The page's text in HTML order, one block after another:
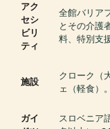
アク
セシ
ビリ
ティ
全館バリア
とその介護
料、特別支
施設
クローク（
ェ（軽食）。
ガイ
スロベニア